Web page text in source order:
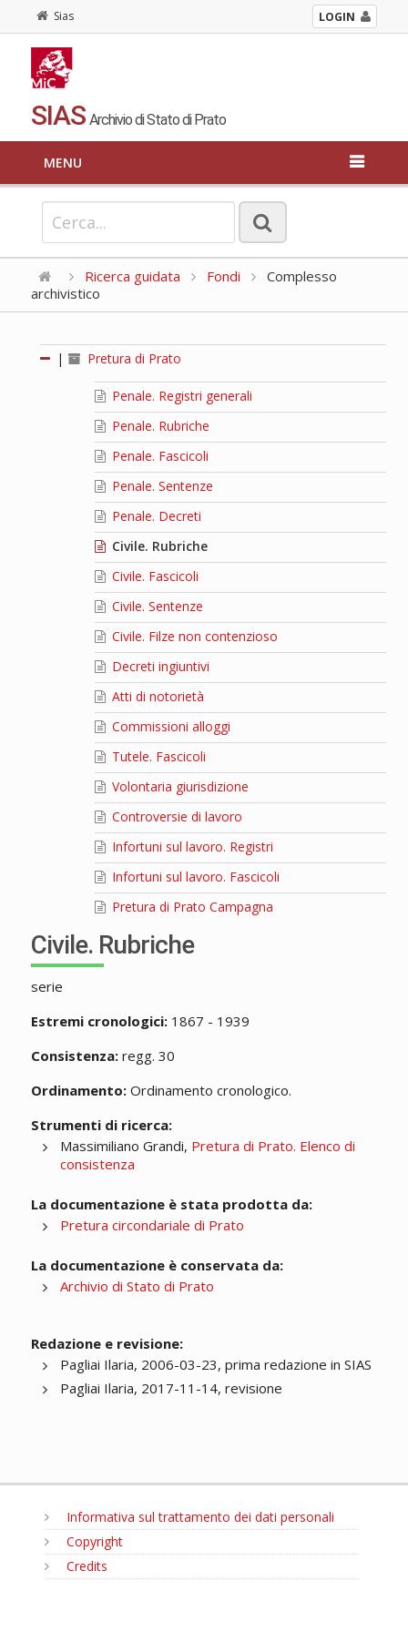
Sias LOGIN
SIAS Archivio di Stato di Prato
MENU
Ricerca guidata Fondi
Complesso
archivistico
| Pretura di Prato
Penale. Registri generali
Penale. Rubriche
Penale. Fascicoli
Penale. Sentenze
Penale. Decreti
Civile. Rubriche
Civile. Fascicoli
Civile. Sentenze
Civile. Filze non contenzioso
Decreti ingiuntivi
Atti di notorietà
Commissioni alloggi
Tutele. Fascicoli
Volontaria giurisdizione
Controversie di lavoro
Infortuni sul lavoro. Registri
Infortuni sul lavoro. Fascicoli
Pretura di Prato Campagna
Civile. Rubriche
serie
Estremi cronologici:1867 - 1939
Consistenza:regg. 30
Ordinamento:Ordinamento cronologico.
Strumenti di ricerca:
Massimiliano Grandi, Pretura di Prato. Elenco di
consistenza
La documentazione è stata prodotta da:
Pretura circondariale di Prato
La documentazione è conservata da:
Archivio di Stato di Prato
Redazione e revisione:
Pagliai Ilaria, 2006-03-23, prima redazione in SIAS
Pagliai Ilaria, 2017-11-14, revisione
Informativa sul trattamento dei dati personali
Copyright
Credits